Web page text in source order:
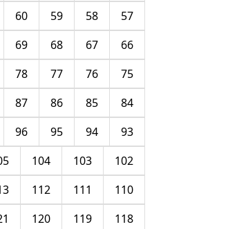
57
58
59
60
66
67
68
69
75
76
77
78
84
85
86
87
93
94
95
96
102
103
104
110
111
112
118
119
120